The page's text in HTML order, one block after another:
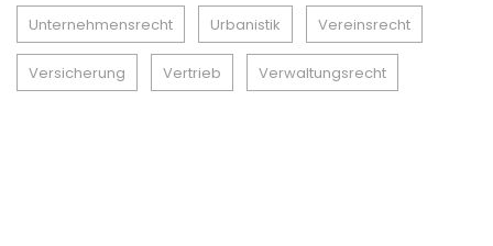
Unternehmensrecht Urbanistik Vereinsrecht
Versicherung Vertrieb Verwaltungsrecht